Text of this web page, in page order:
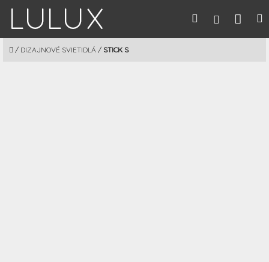
obsah
Hľadať
DOMOV
/ DIZAJNOVÉ SVIETIDLÁ / STICK S